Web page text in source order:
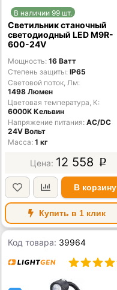
В наличии 99 шт.
Светильник станочный
светодиодный LED M9R-
600-24V
Мощность 16 Ватт
Степень защиты IP65
Световой поток, Лм
1498 Люмен
Цветовая температура, К
6000K Кельвин
Напряжение питания AC/DС
24V Вольт
Масса 1 кг
12 558 p
В корзину
Купить в 1 клик
Код товара: 39964